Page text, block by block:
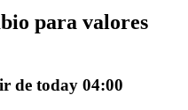
para valores
de today 04:00